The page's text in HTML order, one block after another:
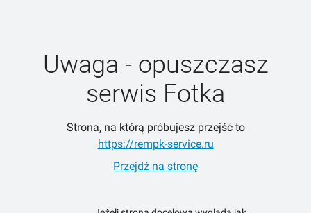
Uwaga - opuszczasz
serwis Fotka
Strona, na którą próbujesz przejść to
https://rempk-service.ru
Przejdź na stronę